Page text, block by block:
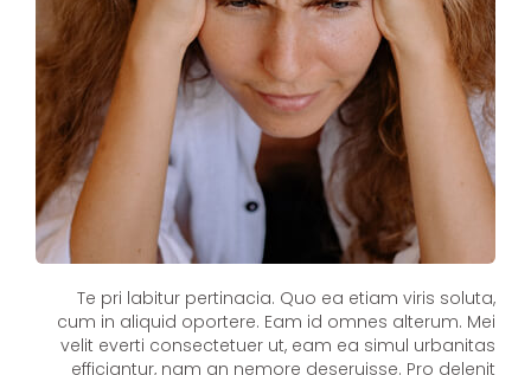
Te pri labitur pertinacia. Quo ea etiam viris soluta,
cum in aliquid oportere. Eam id omnes alterum. Mei
velit everti consectetuer ut, eam ea simul urbanitas
efficiantur, nam an nemore deseruisse. Pro delenit